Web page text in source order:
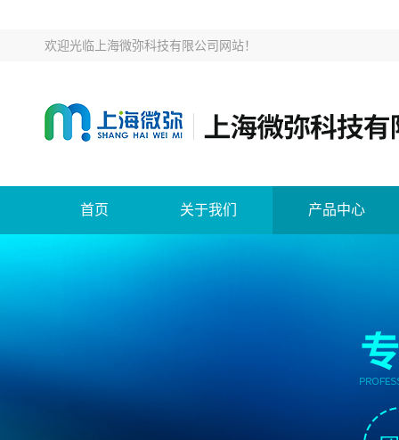
欢迎光临 上海微弥科技有限公司网站！
首页 关于我们 产品中心